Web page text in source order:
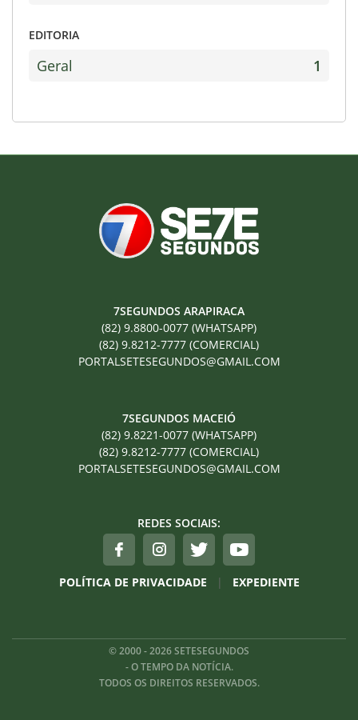
EDITORIA
Geral 1
7SEGUNDOS ARAPIRACA
(82) 9.8800-0077 (WHATSAPP)
(82) 9.8212-7777 (COMERCIAL)
PORTALSETESEGUNDOS@GMAIL.COM
7SEGUNDOS MACEIÓ
(82) 9.8221-0077 (WHATSAPP)
(82) 9.8212-7777 (COMERCIAL)
PORTALSETESEGUNDOS@GMAIL.COM
REDES SOCIAIS:
POLÍTICA DE PRIVACIDADE | EXPEDIENTE
© 2000 - 2026 SETESEGUNDOS
- O TEMPO DA NOTÍCIA.
TODOS OS DIREITOS RESERVADOS.